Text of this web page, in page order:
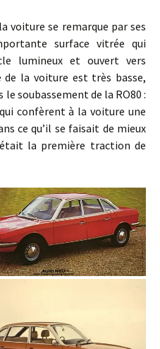
se remarque par ses
surface vitrée qui
lumineux et ouvert vers
de la voiture est très basse,
le soubassement de la RO80 :
confèrent à la voiture une
ce qu’il se faisait de mieux
la première traction de